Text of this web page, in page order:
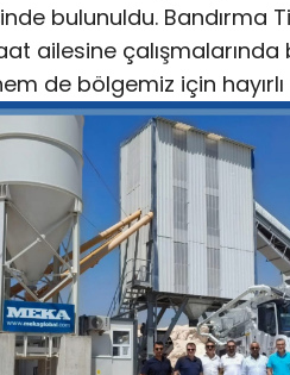
bulunuldu. Bandırma
ailesine
de bölgemiz için